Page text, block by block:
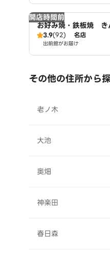
開店時間前
お好み焼・鉄板焼
店3.9(92) 名店
出前館がお届け
その他の住所から
老ノ木
大池
奥畑
神楽田
春日森